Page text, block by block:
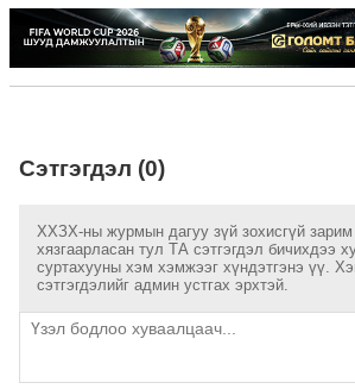
Сэтгэгдэл (0)
ХХЗХ-ны журмын дагуу зүй зохисгүй зарим
хязгаарласан тул ТА сэтгэгдэл бичихдээ
суртахууны хэм хэмжээг хүндэтгэнэ үү.
сэтгэгдэлийг админ устгах эрхтэй.